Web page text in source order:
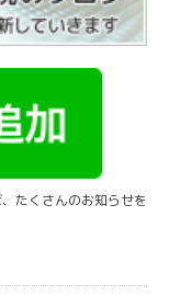
たくさんのお知らせを